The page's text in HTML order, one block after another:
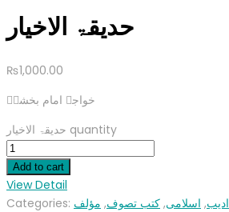
حدیقۃ الاخیار
₨1,000.00
خواجہ امام بخشںؓ
حدیقۃ الاخیار quantity
Add to cart
View Detail
Categories:
ادیب, اسلامی, کتب تصوف, مؤلف